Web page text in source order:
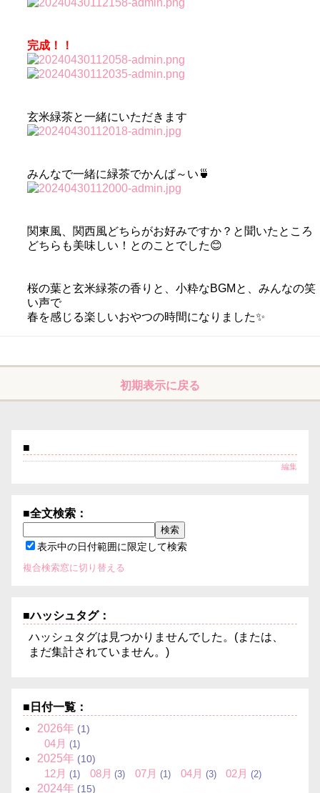
完成！！
玄米緑茶と一緒にいただきます
みんなで一緒に緑茶でかんぱ～い🍵
関東風、関西風どちらがお好みですか？と聞いたところ
どちらも美味しい！とのことでした😊
桜の葉と玄米緑茶の香りと、小粋なBGMと、みんなの笑
い声で
春を感じる楽しいおやつの時間になりました✨
初期表示に戻る
■
編集
■全文検索：
表示中の日付範囲に限定して検索
複合検索窓に切り替える
■ハッシュタグ：
ハッシュタグは見つかりませんでした。(または、
まだ集計されていません。)
■日付一覧：
2026年 (1)
04月 (1)
2025年 (10)
12月 (1) 08月 (3) 07月 (1) 04月 (3) 02月 (2)
2024年 (15)